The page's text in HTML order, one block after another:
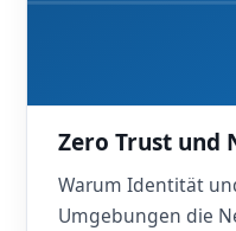
Zero Trust und
Warum Identität
Umgebungen die